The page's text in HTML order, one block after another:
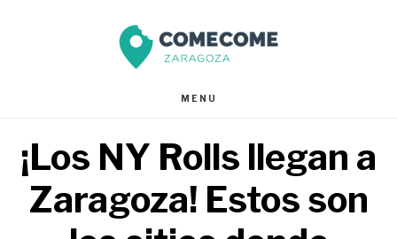
página
MENU
¡Los NY Rolls llegan a
Zaragoza! Estos son